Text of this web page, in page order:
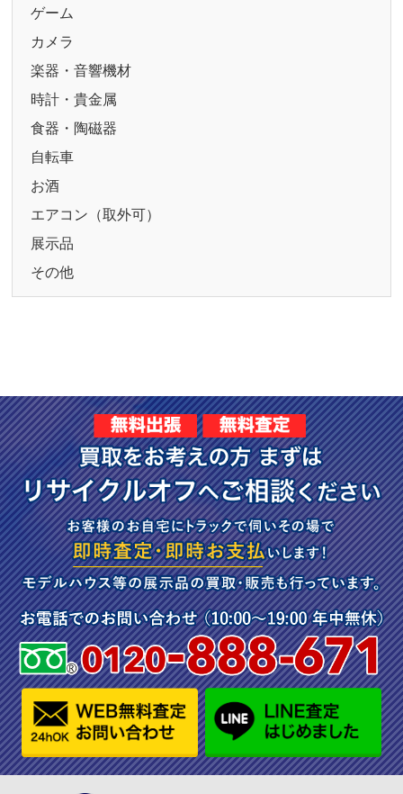
ゲーム
カメラ
楽器・音響機材
時計・貴金属
食器・陶磁器
自転車
お酒
エアコン（取外可）
展示品
その他